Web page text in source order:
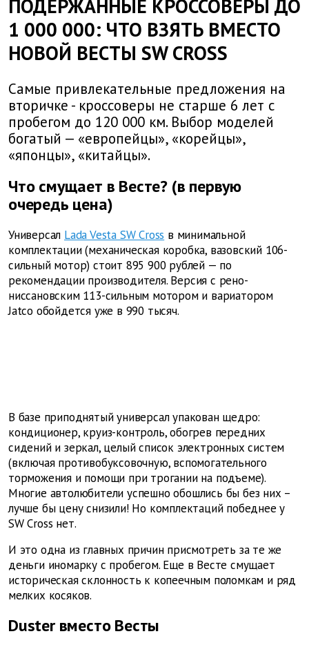
ПОДЕРЖАННЫЕ КРОССОВЕРЫ ДО
1 000 000: ЧТО ВЗЯТЬ ВМЕСТО
НОВОЙ ВЕСТЫ SW CROSS
Самые привлекательные предложения на
вторичке - кроссоверы не старше 6 лет с
пробегом до 120 000 км. Выбор моделей
богатый — «европейцы», «корейцы»,
«японцы», «китайцы».
Что смущает в Весте? (в первую
очередь цена)
Универсал Lada Vesta SW Cross в минимальной
комплектации (механическая коробка, вазовский 106-
сильный мотор) стоит 895 900 рублей — по
рекомендации производителя. Версия с рено-
ниссановским 113-сильным мотором и вариатором
Jatco обойдется уже в 990 тысяч.
В базе приподнятый универсал упакован щедро:
кондиционер, круиз-контроль, обогрев передних
сидений и зеркал, целый список электронных систем
(включая противобуксовочную, вспомогательного
торможения и помощи при трогании на подъеме).
Многие автолюбители успешно обошлись бы без них –
лучше бы цену снизили! Но комплектаций победнее у
SW Cross нет.
И это одна из главных причин присмотреть за те же
деньги иномарку с пробегом. Еще в Весте смущает
историческая склонность к копеечным поломкам и ряд
мелких косяков.
Duster вместо Весты